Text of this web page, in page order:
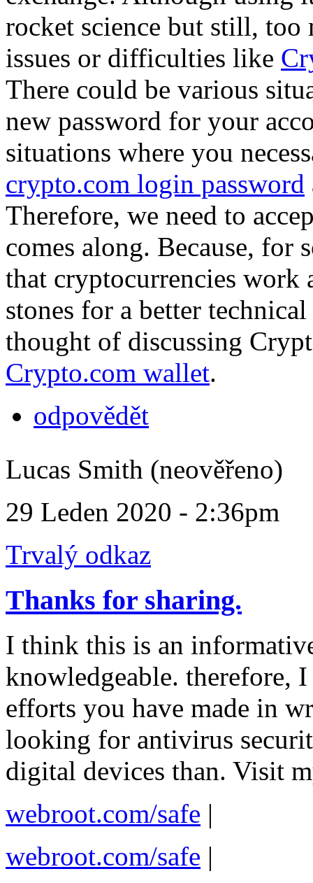
rocket science but still, too
issues or difficulties like
There could be various
new password for your
situations where you
crypto.com login password
Therefore, we need to
comes along. Because, for
that cryptocurrencies work
stones for a better
thought of discussing
Crypto.com wallet.
odpovědět
Lucas Smith (neověřeno)
29 Leden 2020 - 2:36pm
Trvalý odkaz
Thanks for sharing.
I think this is an
knowledgeable. therefore,
efforts you have made in
looking for antivirus
digital devices than. Visit
webroot.com/safe |
webroot.com/safe |